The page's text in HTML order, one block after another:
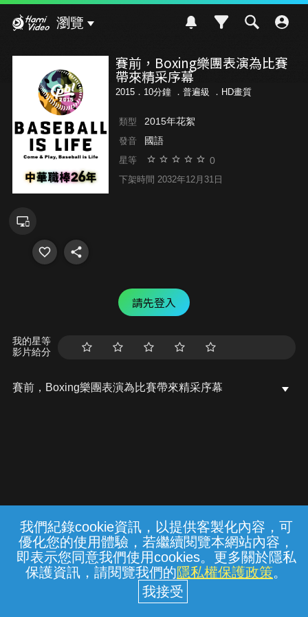
我們紀錄cookie資訊，以提供客製化內容，可
優化您的使用體驗，若繼續閱覽本網站內容，
即表示您同意我們使用cookies。更多關於隱私
保護資訊，請閱覽我們的隱私權保護政策。
瀏覽
賽前，Boxing樂團表演為比賽
帶來精采序幕
2015．10分鐘 ． 普遍級 ．HD畫質
類型 2015年花絮
發音 國語
星等 0
下架時間 2032年12月31日
請先登入
我的星等
影片給分
賽前，Boxing樂團表演為比賽帶來精采序幕
常見問題 線上客服 服務條款 隱私權保護
中華電信股份有限公司個人家庭分公司
(統一編號：96979949) © 2026
{{notifyMsg}}